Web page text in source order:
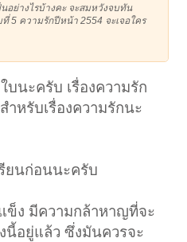
อย่างไรบ้างคะ จะสมหวังจบทัน
5 ความรักปีหน้า 2554 จะเจอใคร
บนะครับ เรื่องความรัก
ำหรับเรื่องความรักนะ
ยนก่อนนะครับ
ข็ง มีความกล้าหาญที่จะ
นี้อยู่แล้ว ซึ่งมันควรจะ